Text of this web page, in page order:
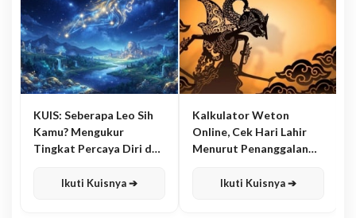
KUIS: Seberapa Leo Sih
Kamu? Mengukur
Tingkat Percaya Diri dan
Ikuti Kuisnya ➔
Kalkulator Weton
Online, Cek Hari Lahir
Menurut Penanggalan
Ikuti Kuisnya ➔